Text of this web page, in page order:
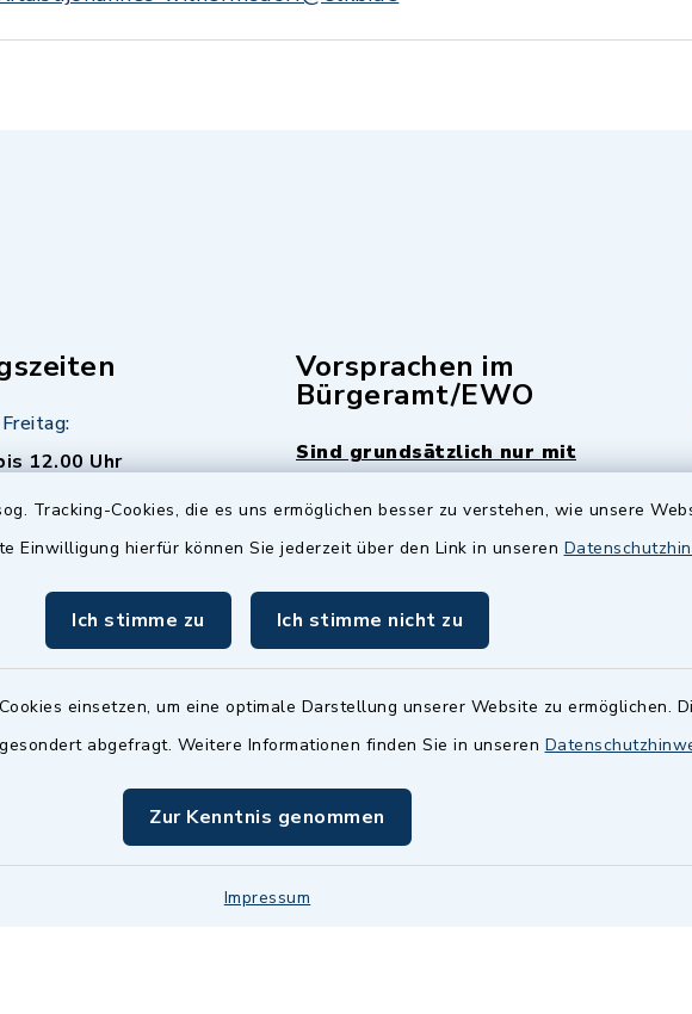
Tracking-Cookies, die es uns ermöglichen besser zu verstehen, wie unsere
Einwilligung hierfür können Sie jederzeit über den Link in unseren
Ich stimme zu Ich stimme nicht zu
einsetzen, um eine optimale Darstellung unserer Website zu ermöglichen.
abgefragt. Weitere Informationen finden Sie in unseren
Zur Kenntnis genommen
Impressum
12.00 Uhr
Uhr - allerdings
Termine sind
fragen Sie den
Sachbearbeiter)
Vorsprachen im
Bürgeramt/EWO
Sind grundsätzlich nur mit
Termin möglich.
istMittwochs geschlossen.